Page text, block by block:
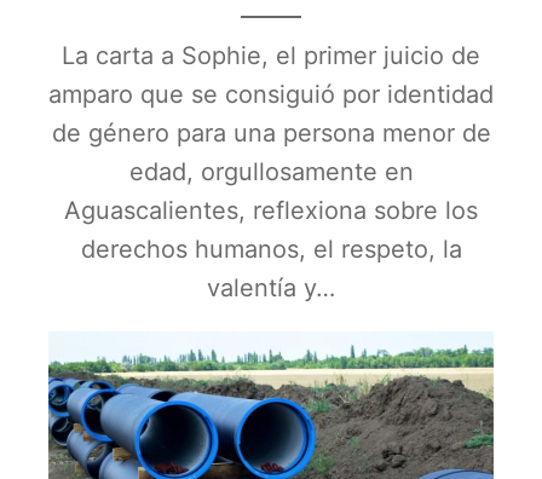
La carta a Sophie, el primer juicio de
amparo que se consiguió por identidad
de género para una persona menor de
edad, orgullosamente en
Aguascalientes, reflexiona sobre los
derechos humanos, el respeto, la
valentía y…